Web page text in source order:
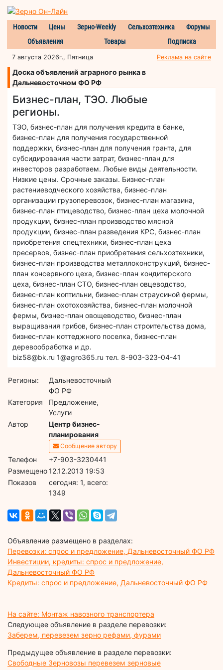
Новости Цены Зерно-Weekly Сельхозтехника
Форумы
Объявления
Товары Подписка
7 августа 2026г., Пятница Реклама на сайте
Доска объявлений аграрного рынка в
Дальневосточном ФО РФ
Бизнес-план, ТЭО. Любые
регионы.
ТЭО, бизнес-план для получения кредита в банке,
бизнес-план для получения государственной
поддержки, бизнес-план для получения гранта, для
субсидирования части затрат, бизнес-план для
инвесторов разработаем. Любые виды деятельности.
Низкие цены. Срочные заказы. Бизнес-план
растениеводческого хозяйства, бизнес-план
организации грузоперевозок, бизнес-план магазина,
бизнес-план птицеводство, бизнес-план цеха молочной
продукции, бизнес-план производство мясной
продукции, бизнес-план разведения КРС, бизнес-план
приобретения спецтехники, бизнес-план цеха
пресервов, бизнес-план приобретения сельхозтехники,
бизнес-план производства металлоконструкций, бизнес-
план консервного цеха, бизнес-план кондитерского
цеха, бизнес-план СТО, бизнес-план овцеводство,
бизнес-план коптильни, бизнес-план страусиной фермы,
бизнес-план охотохозяйства, бизнес-план молочной
фермы, бизнес-план овощеводство, бизнес-план
выращивания грибов, бизнес-план строительства дома,
бизнес-план коттеджного поселка, бизнес-план
деревообработка и др.
biz58@bk.ru 1@agro365.ru тел. 8-903-323-04-41
Регионы:
Дальневосточный
ФО РФ
Категория
Предложение,
Услуги
Автор
Центр бизнес-
планирования
Сообщение автору
Телефон
+7-903-3230441
Размещено12.12.2013 19:53
Показов
cегодня: 1, всего:
1349
Объявление размещено в разделах:
Перевозки: спрос и предложение, Дальневосточный ФО РФ
Инвестиции, кредиты: спрос и предложение,
Дальневосточный ФО РФ
Кредиты: спрос и предложение, Дальневосточный ФО РФ
На сайте: Монтаж навозного транспортера
Следующее объявление в разделе перевозки:
Заберем, перевезем зерно рефами, фурами
Предыдущее объявление в разделе перевозки:
Свободные Зерновозы перевезем зерновые